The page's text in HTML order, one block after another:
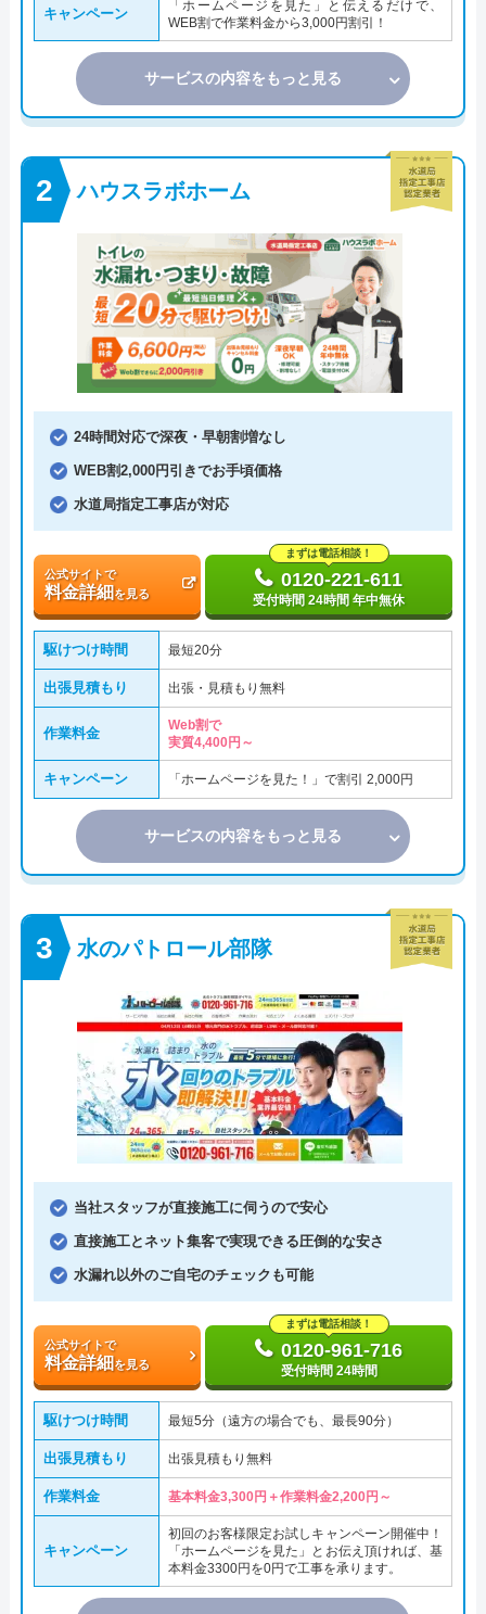
キャンペーン
「ホームページを見た」と伝えるだけで、
WEB割で作業料金から3,000円割引！
サービスの内容をもっと見る
ハウスラボホーム
24時間対応で深夜・早朝割増なし
WEB割2,000円引きでお手頃価格
水道局指定工事店が対応
公式サイトで
料金詳細を見る
まずは電話相談！
0120-221-611
受付時間 24時間 年中無休
駆けつけ時間 最短20分
出張見積もり 出張・見積もり無料
作業料金
Web割で
実質4,400円～
キャンペーン 「ホームページを見た！」で割引 2,000円
サービスの内容をもっと見る
水のパトロール部隊
当社スタッフが直接施工に伺うので安心
直接施工とネット集客で実現できる圧倒的な安さ
水漏れ以外のご自宅のチェックも可能
公式サイトで
料金詳細を見る
まずは電話相談！
0120-961-716
受付時間 24時間
駆けつけ時間 最短5分（遠方の場合でも、最長90分）
出張見積もり 出張見積もり無料
作業料金 基本料金3,300円＋作業料金2,200円～
キャンペーン
初回のお客様限定お試しキャンペーン開催中！
「ホームページを見た」とお伝え頂ければ、基
本料金3300円を0円で工事を承ります。